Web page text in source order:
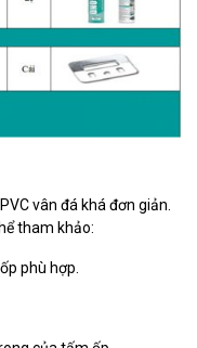
vân đá khá đơn giản.
tham khảo:
phù hợp.